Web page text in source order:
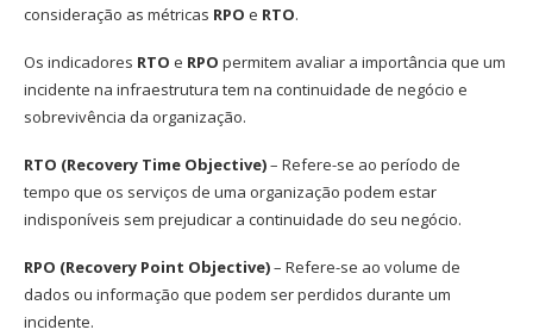
consideração as métricas RPO e RTO.
Os indicadores RTO e RPO permitem avaliar a importância que um
incidente na infraestrutura tem na continuidade de negócio e
sobrevivência da organização.
RTO (Recovery Time Objective)– Refere-se ao período de
tempo que os serviços de uma organização podem estar
indisponíveis sem prejudicar a continuidade do seu negócio.
RPO (Recovery Point Objective)– Refere-se ao volume de
dados ou informação que podem ser perdidos durante um
incidente.